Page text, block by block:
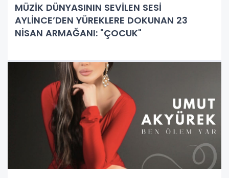
MÜZİK DÜNYASININ SEVİLEN SESİ
AYLİNCE’DEN YÜREKLERE DOKUNAN 23
NİSAN ARMAĞANI: "ÇOCUK"